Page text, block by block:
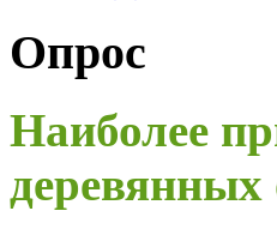
Опрос
Наиболее
деревянных